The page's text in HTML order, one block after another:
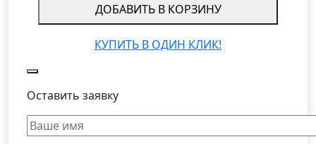
ДОБАВИТЬ В КОРЗИНУ
КУПИТЬ В ОДИН КЛИК!
Оставить заявку